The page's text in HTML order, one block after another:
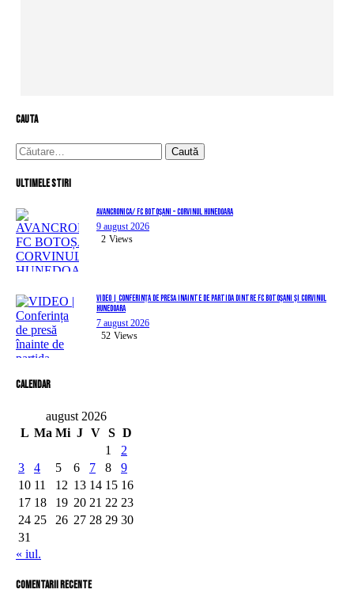
cauta
Caută
după:
Ultimele stiri
AVANCRONICA/ FC BOTOȘANI – CORVINUL HUNEDOARA
9 august 2026
2 Views
VIDEO | Conferința de presă înainte de partida dintre FC Botoșani și Corvinul
Hunedoara
7 august 2026
52 Views
Calendar
august 2026
L Ma Mi J V S D
1
2
3
4 5 6 7 8
9
10 11 12 13 14 15 16
17 18 19 20 21 22 23
24 25 26 27 28 29 30
31
« iul.
comentarii recente